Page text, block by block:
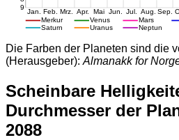
Die Farben der Planeten sind die
(Herausgeber): Almanakk for
Scheinbare
Durchmesser der
2088